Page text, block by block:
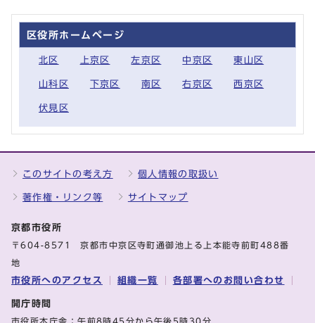
区役所ホームページ
北区 上京区 左京区 中京区 東山区
山科区 下京区 南区 右京区 西京区
伏見区
このサイトの考え方 個人情報の取扱い
著作権・リンク等 サイトマップ
京都市役所
〒604-8571 京都市中京区寺町通御池上る上本能寺前町488番
地
市役所へのアクセス 組織一覧 各部署へのお問い合わせ
開庁時間